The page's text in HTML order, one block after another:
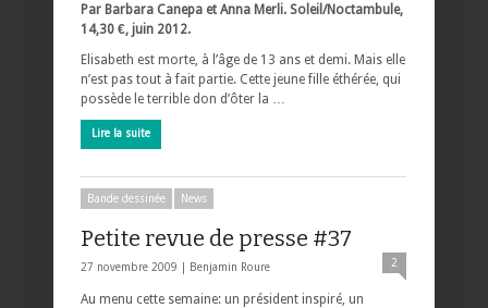
Par Barbara Canepa et Anna Merli. Soleil/Noctambule,
14,30 €, juin 2012.
Elisabeth est morte, à l’âge de 13 ans et demi. Mais elle
n’est pas tout à fait partie. Cette jeune fille éthérée, qui
possède le terrible don d’ôter la …
Lire la suite
Bande dessinée News
Petite revue de presse #37
27 novembre 2009 | Benjamin Roure 2
Au menu cette semaine: un président inspiré, un